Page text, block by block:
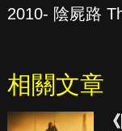
2010- 陰屍路
相關文章